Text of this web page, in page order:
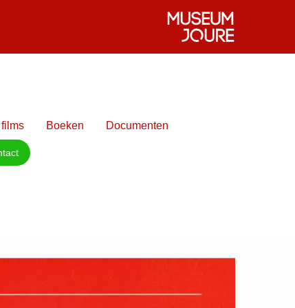
films Boeken Documenten